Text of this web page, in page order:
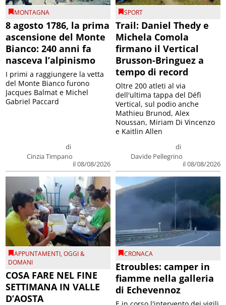
MONTAGNA
8 agosto 1786, la prima
ascensione del Monte
Bianco: 240 anni fa
nasceva l’alpinismo
di
Cinzia Timpano
il 08/08/2026
I primi a raggiungere la vetta
del Monte Bianco furono
Jacques Balmat e Michel
Gabriel Paccard
SPORT
Trail: Daniel Thedy e
Michela Comola
firmano il Vertical
Brusson-Bringuez a
tempo di record
di
Davide Pellegrino
il 08/08/2026
Oltre 200 atleti al via
dell'ultima tappa del Défì
Vertical, sul podio anche
Mathieu Brunod, Alex
Noussan, Miriam Di Vincenzo
e Kaitlin Allen
APPUNTAMENTI,OGGI &
DOMANI
COSA FARE NEL FINE
SETTIMANA IN VALLE
D’AOSTA
CRONACA
Etroubles: camper in
fiamme nella galleria
di Echevennoz